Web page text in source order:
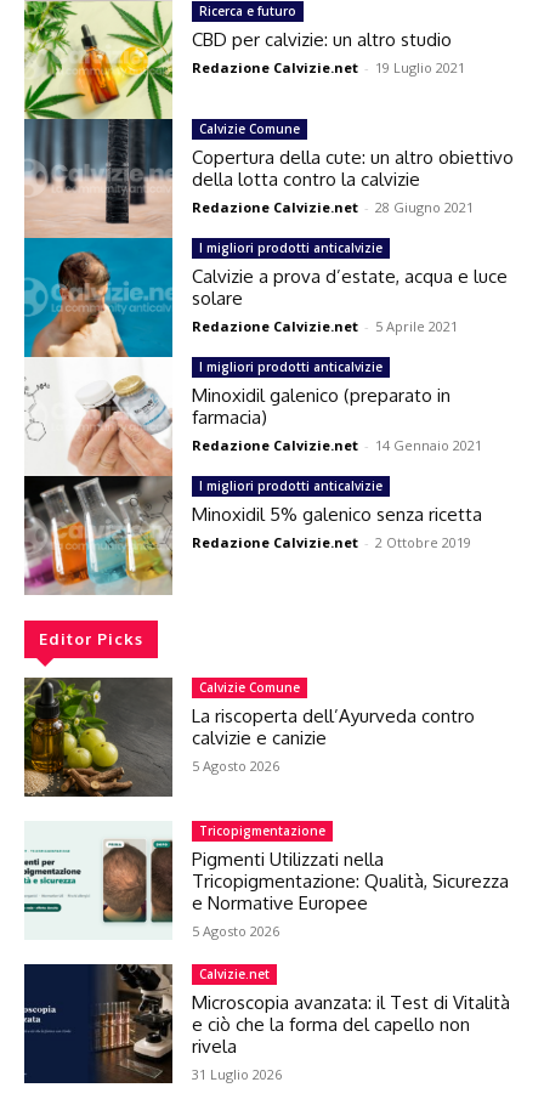
Ricerca e futuro
CBD per calvizie: un altro studio
Redazione Calvizie.net - 19 Luglio 2021
Calvizie Comune
Copertura della cute: un altro obiettivo
della lotta contro la calvizie
Redazione Calvizie.net - 28 Giugno 2021
I migliori prodotti anticalvizie
Calvizie a prova d’estate, acqua e luce
solare
Redazione Calvizie.net - 5 Aprile 2021
I migliori prodotti anticalvizie
Minoxidil galenico (preparato in
farmacia)
Redazione Calvizie.net - 14 Gennaio 2021
I migliori prodotti anticalvizie
Minoxidil 5% galenico senza ricetta
Redazione Calvizie.net - 2 Ottobre 2019
Editor Picks
Calvizie Comune
La riscoperta dell’Ayurveda contro
calvizie e canizie
5 Agosto 2026
Tricopigmentazione
Pigmenti Utilizzati nella
Tricopigmentazione: Qualità, Sicurezza
e Normative Europee
5 Agosto 2026
Calvizie.net
Microscopia avanzata: il Test di Vitalità
e ciò che la forma del capello non
rivela
31 Luglio 2026